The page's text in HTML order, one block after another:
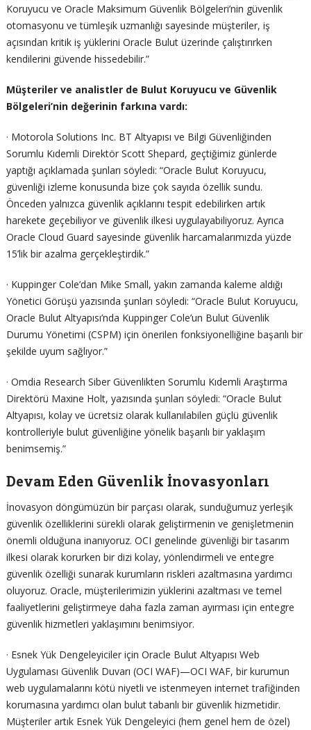
Koruyucu ve Oracle Maksimum Güvenlik Bölgeleri’nin güvenlik
otomasyonu ve tümleşik uzmanlığı sayesinde müşteriler, iş
açısından kritik iş yüklerini Oracle Bulut üzerinde çalıştırırken
kendilerini güvende hissedebilir.”
Müşteriler ve analistler de Bulut Koruyucu ve Güvenlik
Bölgeleri’nin değerinin farkına vardı:
· Motorola Solutions Inc. BT Altyapısı ve Bilgi Güvenliğinden
Sorumlu Kıdemli Direktör Scott Shepard, geçtiğimiz günlerde
yaptığı açıklamada şunları söyledi: “Oracle Bulut Koruyucu,
güvenliği izleme konusunda bize çok sayıda özellik sundu.
Önceden yalnızca güvenlik açıklarını tespit edebilirken artık
harekete geçebiliyor ve güvenlik ilkesi uygulayabiliyoruz. Ayrıca
Oracle Cloud Guard sayesinde güvenlik harcamalarımızda yüzde
15’lik bir azalma gerçekleştirdik.”
· Kuppinger Cole’dan Mike Small, yakın zamanda kaleme aldığı
Yönetici Görüşü yazısında şunları söyledi: “Oracle Bulut Koruyucu,
Oracle Bulut Altyapısı’nda Kuppinger Cole’un Bulut Güvenlik
Durumu Yönetimi (CSPM) için önerilen fonksiyonelliğine başarılı bir
şekilde uyum sağlıyor.”
· Omdia Research Siber Güvenlikten Sorumlu Kıdemli Araştırma
Direktörü Maxine Holt, yazısında şunları söyledi: “Oracle Bulut
Altyapısı, kolay ve ücretsiz olarak kullanılabilen güçlü güvenlik
kontrolleriyle bulut güvenliğine yönelik başarılı bir yaklaşım
benimsemiş.”
Devam Eden Güvenlik İnovasyonları
İnovasyon döngümüzün bir parçası olarak, sunduğumuz yerleşik
güvenlik özelliklerini sürekli olarak geliştirmenin ve genişletmenin
önemli olduğuna inanıyoruz. OCI genelinde güvenliği bir tasarım
ilkesi olarak korurken bir dizi kolay, yönlendirmeli ve entegre
güvenlik özelliği sunarak kurumların riskleri azaltmasına yardımcı
oluyoruz. Oracle, müşterilerimizin yüklerini azaltması ve temel
faaliyetlerini geliştirmeye daha fazla zaman ayırması için entegre
güvenlik hizmetleri yaklaşımını benimsiyor.
· Esnek Yük Dengeleyiciler için Oracle Bulut Altyapısı Web
Uygulaması Güvenlik Duvarı (OCI WAF)—OCI WAF, bir kurumun
web uygulamalarını kötü niyetli ve istenmeyen internet trafiğinden
korumasına yardımcı olan bulut tabanlı bir güvenlik hizmetidir.
Müşteriler artık Esnek Yük Dengeleyici (hem genel hem de özel)